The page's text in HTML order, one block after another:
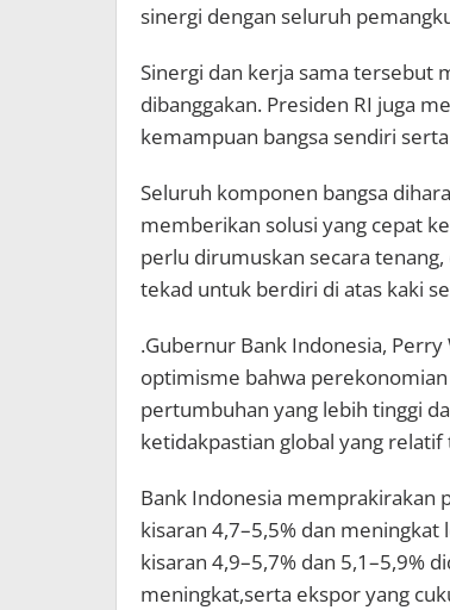
sinergi dengan seluruh
Sinergi dan kerja sama tersebut
dibanggakan. Presiden RI juga
kemampuan bangsa sendiri
Seluruh komponen bangsa
memberikan solusi yang cepat
perlu dirumuskan secara
tekad untuk berdiri di atas kaki
.Gubernur Bank Indonesia,
optimisme bahwa
pertumbuhan yang lebih tinggi
ketidakpastian global yang relatif
Bank Indonesia memprakirakan
kisaran 4,7–5,5% dan
kisaran 4,9–5,7% dan 5,1–5,9%
meningkat,serta ekspor yang